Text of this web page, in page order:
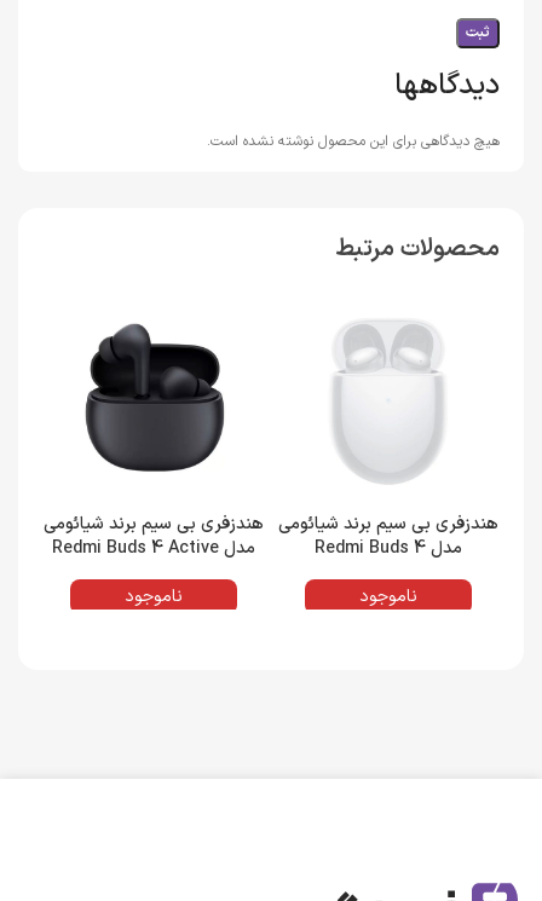
دیدگاهها
هیچ دیدگاهی برای این محصول نوشته نشده است.
محصولات مرتبط
هندزفری بی سیم برند شیائومی
مدل Redmi Buds 4
ناموجود
هندزفری بی سیم برند شیائومی
مدل Redmi Buds 4 Active
ناموجود